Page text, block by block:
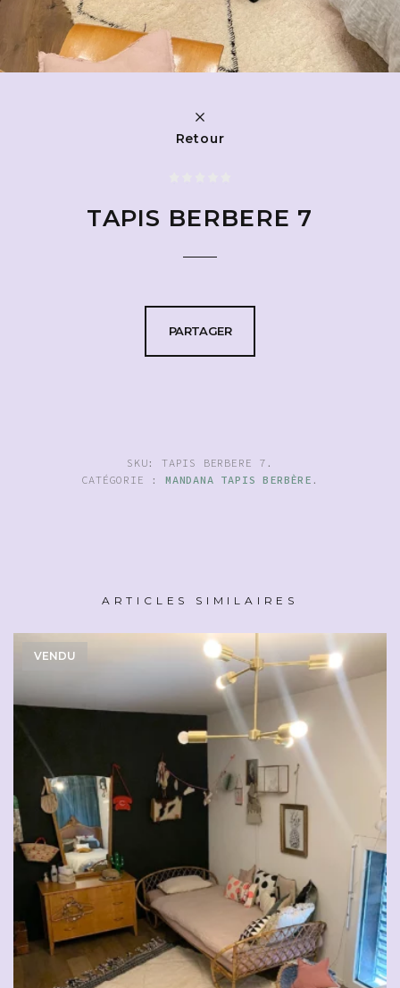
Retour
TAPIS BERBERE 7
PARTAGER
SKU:TAPIS BERBERE 7 .
CATÉGORIE : MANDANA TAPIS BERBÈRE .
ARTICLES SIMILAIRES
VENDU